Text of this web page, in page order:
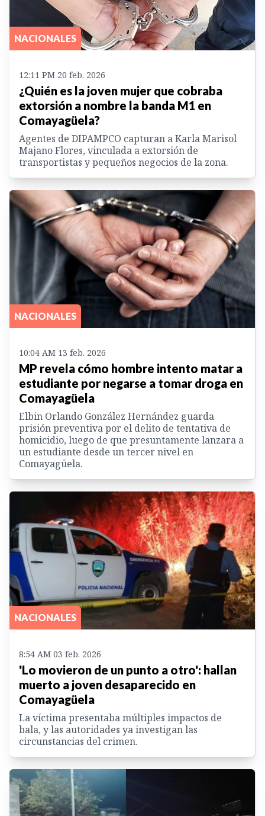
NACIONALES
12:11 PM 20 feb. 2026
¿Quién es la joven mujer que cobraba
extorsión a nombre la banda M1 en
Comayagüela?
Agentes de DIPAMPCO capturan a Karla Marisol
Majano Flores, vinculada a extorsión de
transportistas y pequeños negocios de la zona.
NACIONALES
10:04 AM 13 feb. 2026
MP revela cómo hombre intento matar a
estudiante por negarse a tomar droga en
Comayagüela
Elbin Orlando González Hernández guarda
prisión preventiva por el delito de tentativa de
homicidio, luego de que presuntamente lanzara a
un estudiante desde un tercer nivel en
Comayagüela.
NACIONALES
8:54 AM 03 feb. 2026
'Lo movieron de un punto a otro': hallan
muerto a joven desaparecido en
Comayagüela
La víctima presentaba múltiples impactos de
bala, y las autoridades ya investigan las
circunstancias del crimen.